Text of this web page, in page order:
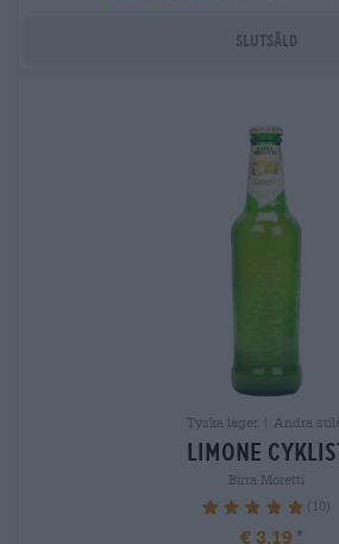
Slutsåld
Tyska lager | Andra
limone
Birra Moretti
100% (10)
€ 3,19